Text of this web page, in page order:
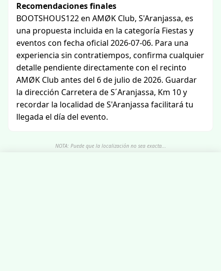
Recomendaciones finales
BOOTSHOUS122 en AMØK Club, S'Aranjassa, es
una propuesta incluida en la categoría Fiestas y
eventos con fecha oficial 2026-07-06. Para una
experiencia sin contratiempos, confirma cualquier
detalle pendiente directamente con el recinto
AMØK Club antes del 6 de julio de 2026. Guardar
la dirección Carretera de S´Aranjassa, Km 10 y
recordar la localidad de S'Aranjassa facilitará tu
llegada el día del evento.
NOTA: Puede que la localización no sea exacta...